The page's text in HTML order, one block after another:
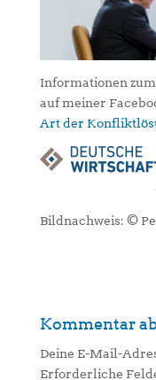
Informationen
auf meiner
Art der
Bildnachweis: ©
Kommentar
Deine E-Mail-
Erforderliche